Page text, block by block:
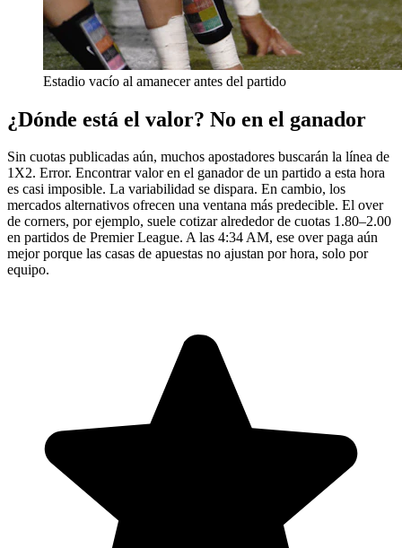
Estadio vacío al amanecer antes del partido
¿Dónde está el valor? No en el ganador
Sin cuotas publicadas aún, muchos apostadores buscarán la línea de
1X2. Error. Encontrar valor en el ganador de un partido a esta hora
es casi imposible. La variabilidad se dispara. En cambio, los
mercados alternativos ofrecen una ventana más predecible. El over
de corners, por ejemplo, suele cotizar alrededor de cuotas 1.80–2.00
en partidos de Premier League. A las 4:34 AM, ese over paga aún
mejor porque las casas de apuestas no ajustan por hora, solo por
equipo.